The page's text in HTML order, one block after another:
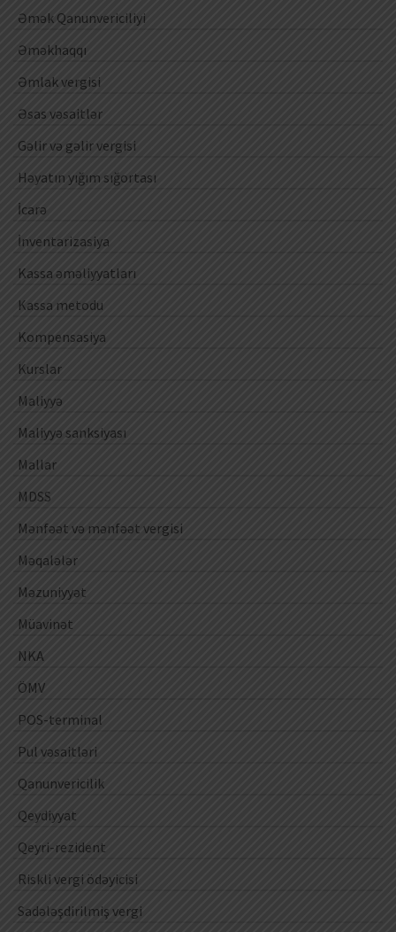
Əmək Qanunvericiliyi
Əməkhaqqı
Əmlak vergisi
Əsas vəsaitlər
Gəlir və gəlir vergisi
Həyatın yığım sığortası
İcarə
İnventarizasiya
Kassa əməliyyatları
Kassa metodu
Kompensasiya
Kurslar
Maliyyə
Maliyyə sanksiyası
Mallar
MDSS
Mənfəət və mənfəət vergisi
Məqalələr
Məzuniyyət
Müavinət
NKA
ÖMV
POS-terminal
Pul vəsaitləri
Qanunvericilik
Qeydiyyat
Qeyri-rezident
Riskli vergi ödəyicisi
Sadələşdirilmiş vergi